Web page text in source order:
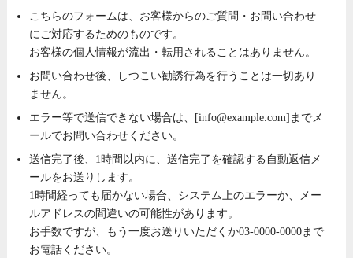
こちらのフォームは、お客様からのご質問・お問い合わせ
にご対応するためのものです。
お客様の個人情報が流出・転用されることはありません。
お問い合わせ後、しつこい勧誘行為を行うことは一切あり
ません。
エラー等で送信できない場合は、[info@example.com]までメ
ールでお問い合わせください。
送信完了後、1時間以内に、送信完了を確認する自動返信メ
ールをお送りします。
1時間経っても届かない場合、システム上のエラーか、メー
ルアドレスの間違いの可能性があります。
お手数ですが、もう一度お送りいただくか03-0000-0000まで
お電話ください。